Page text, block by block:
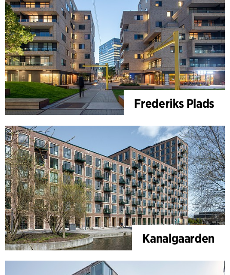
Frederiks Plads
Kanalgaarden